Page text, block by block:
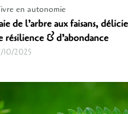
en autonomie
de l’arbre aux faisans,
résilience & d’abondance
10/2025